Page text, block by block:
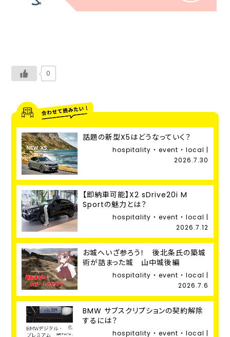
0
話題の新型X5はどうなっていく？
hospitality ・ event ・ local |
2026.7.30
【即納車可能】X2 sDrive20i M
Sportの魅力とは？
hospitality ・ event ・ local |
2026.7.12
お城へいざ参ろう！ 後北条氏の築城
術が詰まった城 山中城後編
hospitality ・ event ・ local |
2026.7.6
BMW サブスクリプションの契約解除
するには？
hospitality ・ event ・ local |